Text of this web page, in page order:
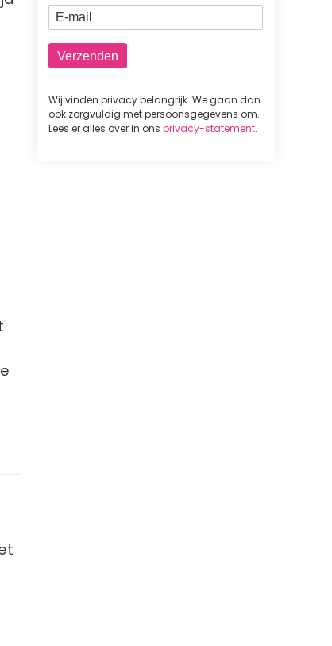
E-mail
Wij vinden privacy belangrijk. We gaan dan
ook zorgvuldig met persoonsgegevens om.
Lees er alles over in ons privacy-statement.